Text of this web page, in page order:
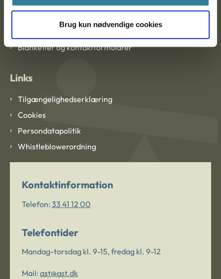
Brug kun nødvendige cookies
Om Ankestyrelsen
Om Ankestyrelsen
Blanketter og kontaktformularer
Links
Tilgængelighedserklæring
Cookies
Persondatapolitik
Whistleblowerordning
Kontaktinformation
Telefon: 33 41 12 00
Telefontider
Mandag-torsdag kl. 9-15, fredag kl. 9-12
Mail: ast@ast.dk